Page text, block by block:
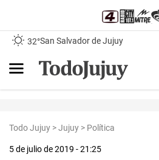
32°San Salvador de Jujuy
Todo Jujuy >Jujuy > Política
5 de julio de 2019 - 21:25